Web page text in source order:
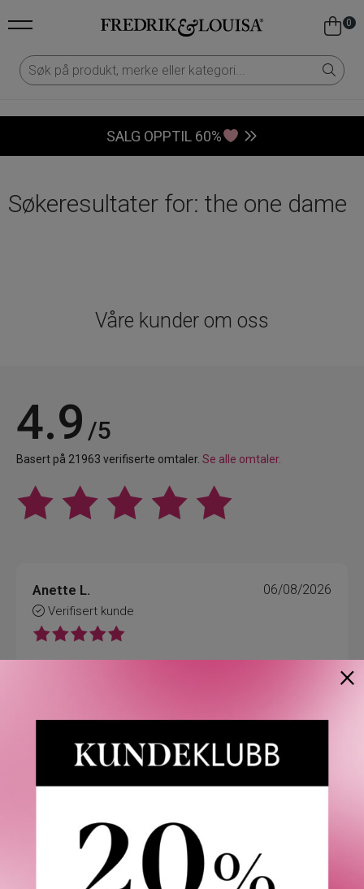
0
SALG OPPTIL 60%
Søkeresultater for: the one dame
Våre kunder om oss
4.9 /5
Basert på 21963 verifiserte omtaler. Se alle omtaler.
Anette L.
Verifisert kunde
06/08/2026
Topp
Fredrik & Louisa
Om Fredrik & Louisa
×